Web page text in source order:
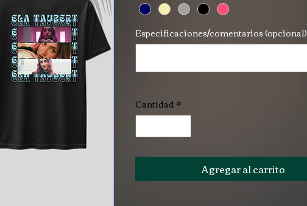
Especificaciones/comentarios (opcional)
Cantidad*
Agregar al carrito